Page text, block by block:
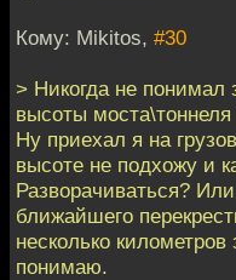
Кому: Mikitos, #30
> Никогда не понимал
высоты
Ну приехал я на
высоте не подхожу и
Разворачиваться?
ближайшего
несколько
понимаю.